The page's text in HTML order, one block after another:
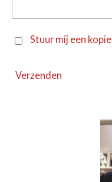
Stuur mij een kopie
Verzenden